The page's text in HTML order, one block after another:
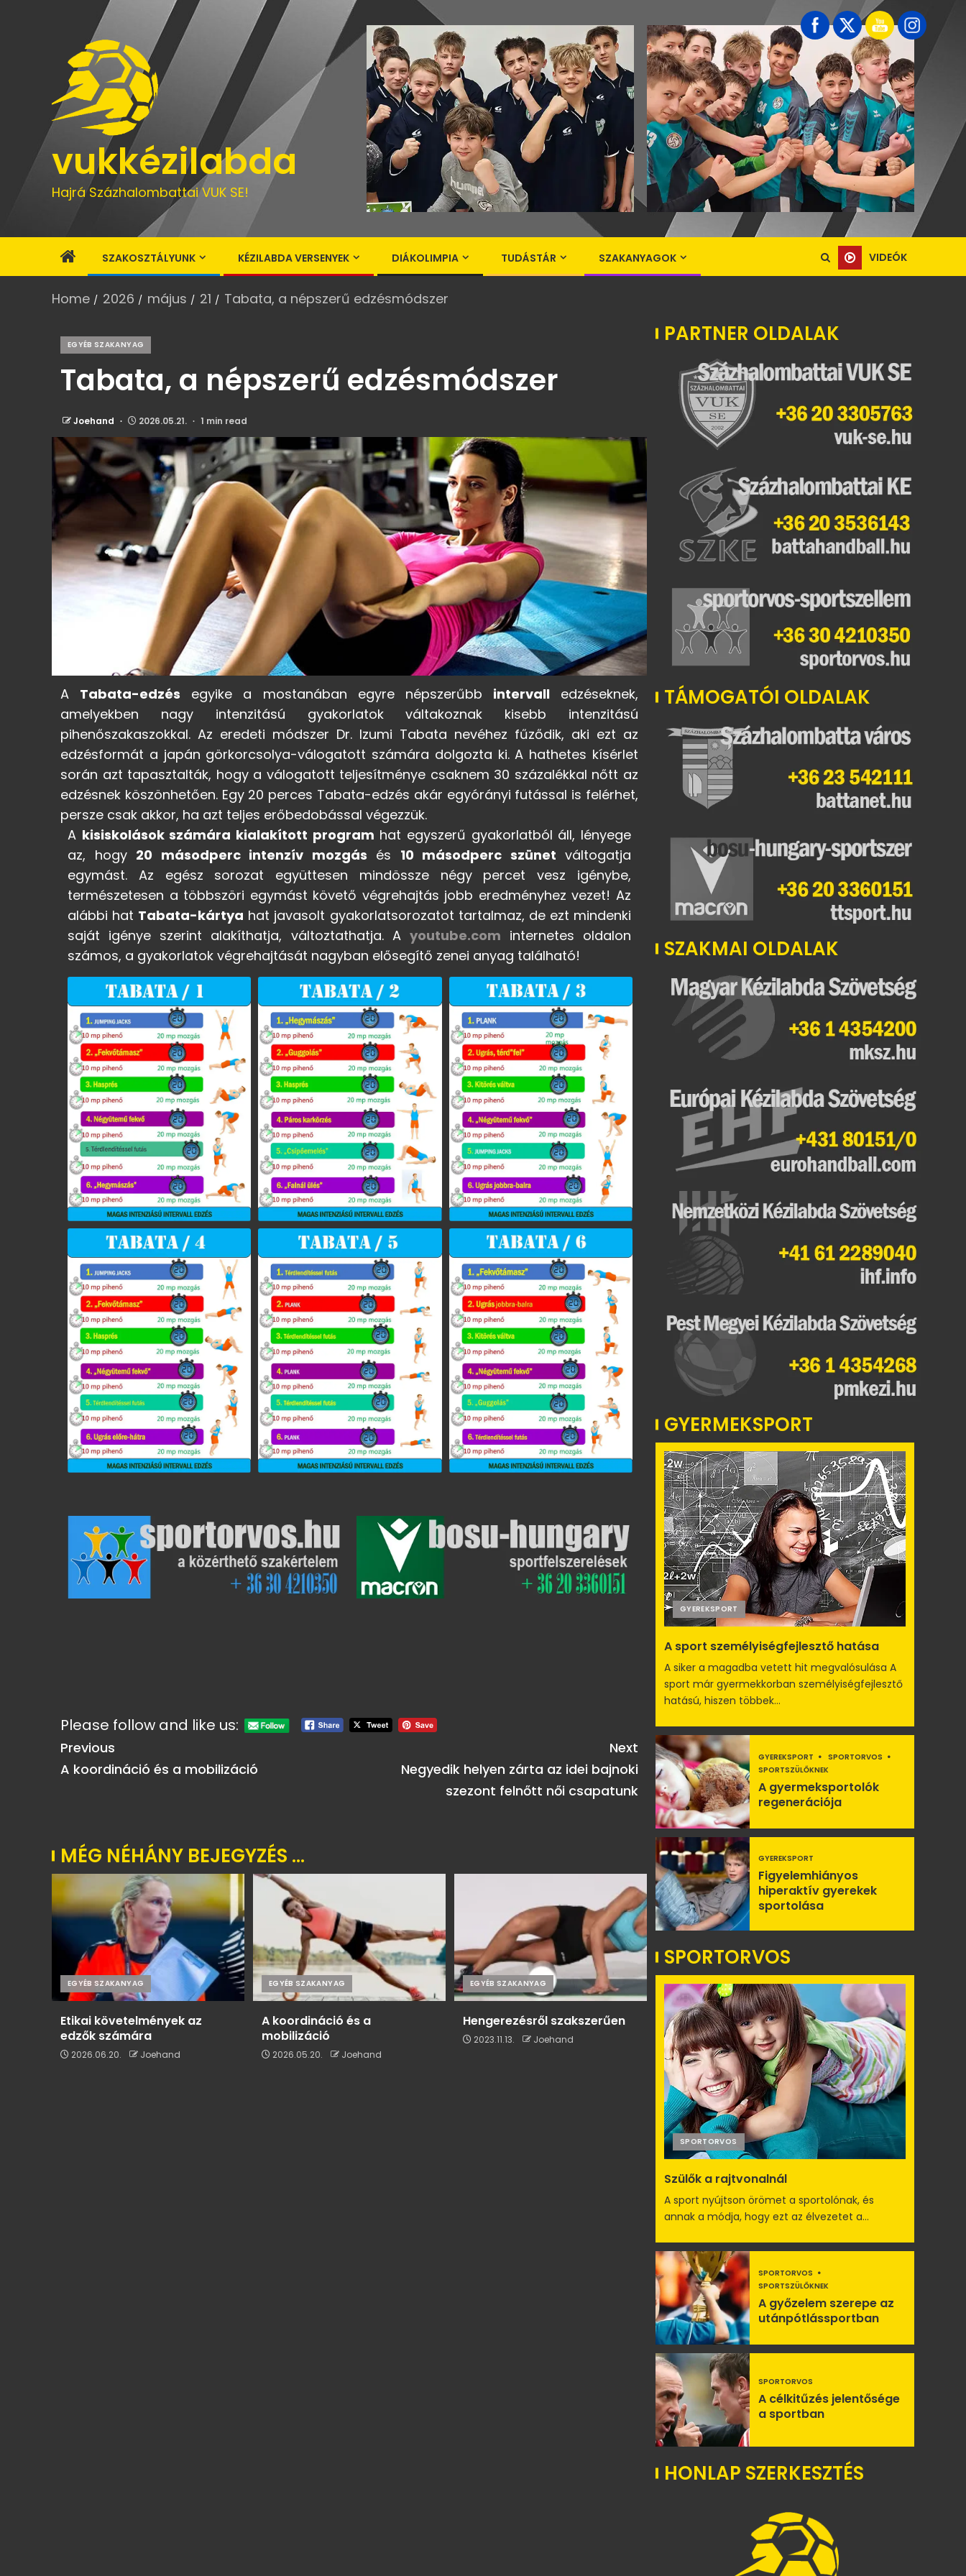
vukkézilabda
Hajrá Százhalombattai VUK SE!
SZAKOSZTÁLYUNK KÉZILABDA VERSENYEK DIÁKOLIMPIA TUDÁSTÁR SZAKANYAGOK VIDEÓK
Home 2026 május 21 Tabata, a népszerű edzésmódszer
EGYÉB SZAKANYAG
Tabata, a népszerű edzésmódszer
Joehand 2026.05.21. 1 min read
A Tabata-edzés egyike a mostanában egyre népszerűbb intervalledzéseknek,
amelyekben nagy intenzitású gyakorlatok váltakoznak kisebb intenzitású
pihenőszakaszokkal. Az eredeti módszer Dr. Izumi Tabata nevéhez fűződik, aki ezt az
edzésformát a japán görkorcsolya-válogatott számára dolgozta ki. A hathetes kísérlet
során azt tapasztalták, hogy a válogatott teljesítménye csaknem 30 százalékkal nőtt az
edzésnek köszönhetően. Egy 20 perces Tabata-edzés akár egyórányi futással is felérhet,
persze csak akkor, ha azt teljes erőbedobással végezzük.
A kisiskolások számára kialakított program hat egyszerű gyakorlatból áll, lényege
az, hogy 20 másodperc intenzív mozgás és 10 másodperc szünet váltogatja
egymást. Az egész sorozat együttesen mindössze négy percet vesz igénybe,
természetesen a többszöri egymást követő végrehajtás jobb eredményhez vezet! Az
alábbi hat Tabata-kártya hat javasolt gyakorlatsorozatot tartalmaz, de ezt mindenki
saját igénye szerint alakíthatja, változtathatja. A youtube.com internetes oldalon
számos, a gyakorlatok végrehajtását nagyban elősegítő zenei anyag található!
Please follow and like us:
Previous
A koordináció és a mobilizáció
Next
Negyedik helyen zárta az idei bajnoki
szezont felnőtt női csapatunk
MÉG NÉHÁNY BEJEGYZÉS ...
EGYÉB SZAKANYAG
Etikai követelmények az
edzők számára
2026.06.20. Joehand
EGYÉB SZAKANYAG
A koordináció és a
mobilizáció
2026.05.20. Joehand
EGYÉB SZAKANYAG
Hengerezésről szakszerűen
2023.11.13. Joehand
PARTNER OLDALAK
TÁMOGATÓI OLDALAK
SZAKMAI OLDALAK
GYERMEKSPORT
GYEREKSPORT
A sport személyiségfejlesztő hatása
A siker a magadba vetett hit megvalósulása A
sport már gyermekkorban személyiségfejlesztő
hatású, hiszen többek...
GYEREKSPORT
SPORTORVOS
SPORTSZÜLŐKNEK
A gyermeksportolók
regenerációja
GYEREKSPORT
Figyelemhiányos
hiperaktív gyerekek
sportolása
SPORTORVOS
SPORTORVOS
Szülők a rajtvonalnál
A sport nyújtson örömet a sportolónak, és
annak a módja, hogy ezt az élvezetet a...
SPORTORVOS
SPORTSZÜLŐKNEK
A győzelem szerepe az
utánpótlássportban
SPORTORVOS
A célkitűzés jelentősége
a sportban
HONLAP SZERKESZTÉS